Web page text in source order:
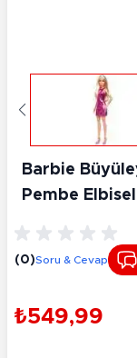
Barbie
Pembe
(0)Soru & Cevap
₺549,99